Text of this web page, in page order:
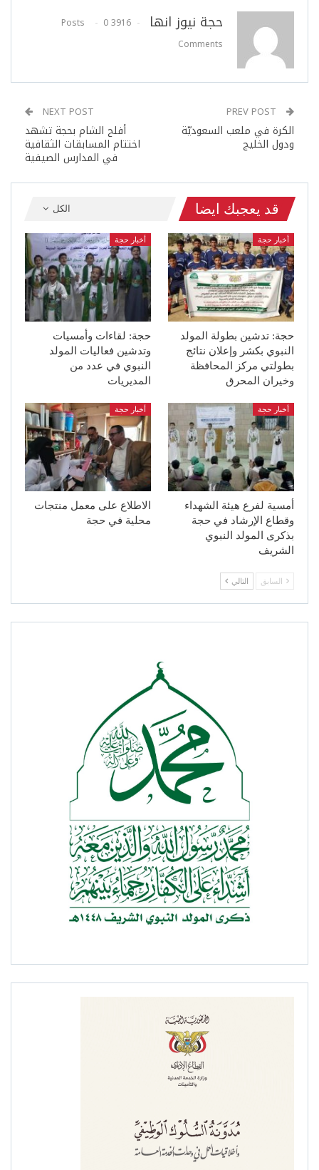
حجة نيوز انها 3916 Posts
0
Comments
الكرة في ملعب السعوديّة
ودول الخليج
NEXT POST
أفلح الشام بحجة تشهد
اختتام المسابقات الثقافية
في المدارس الصيفية
الكل قد يعجبك ايضا
أخبار حجة
حجة: تدشين بطولة المولد
النبوي بكشر وإعلان نتائج
بطولتي مركز المحافظة
وخيران المحرق
أخبار حجة
حجة: لقاءات وأمسيات
وتدشين فعاليات المولد
النبوي في عدد من
المديريات
أخبار حجة
أمسية لفرع هيئة الشهداء
وقطاع الإرشاد في حجة
بذكرى المولد النبوي
الشريف
أخبار حجة
الاطلاع على معمل منتجات
محلية في حجة
السابق التالي